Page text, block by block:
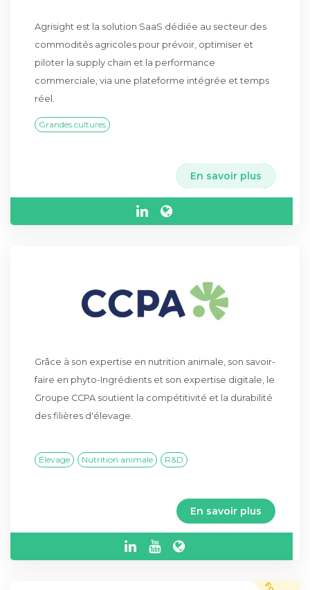
Agrisight est la solution SaaS dédiée au secteur des
commodités agricoles pour prévoir, optimiser et
piloter la supply chain et la performance
commerciale, via une plateforme intégrée et temps
réel.
Grandes cultures
En savoir plus
Grâce à son expertise en nutrition animale, son savoir-
faire en phyto-Ingrédients et son expertise digitale, le
Groupe CCPA soutient la compétitivité et la durabilité
des filières d'élevage.
Élevage Nutrition animale R&D
En savoir plus